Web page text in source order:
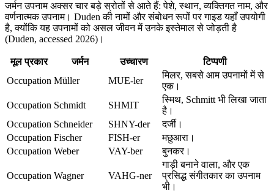
जर्मन उपनाम अक्सर चार बड़े स्रोतों से आते हैं: पेशे, स्थान, व्यक्तिगत नाम, और
वर्णनात्मक उपनाम। Duden की नामों और संबोधन रूपों पर गाइड यहाँ उपयोगी
है, क्योंकि यह उपनामों को असल जीवन में उनके इस्तेमाल से जोड़ती है
(Duden, accessed 2026)।
मूल प्रकार जर्मन उच्चारण
टिप्पणी
Occupation Müller MUE-ler
मिलर, सबसे आम उपनामों में से
एक।
Occupation Schmidt SHMIT
स्मिथ, Schmitt भी लिखा जाता
है।
Occupation Schneider SHNY-der
दर्जी।
Occupation Fischer FISH-er
मछुआरा।
Occupation Weber VAY-ber बुनकर।
Occupation Wagner VAHG-ner
गाड़ी बनाने वाला, और एक
प्रसिद्ध संगीतकार का उपनाम
भी।